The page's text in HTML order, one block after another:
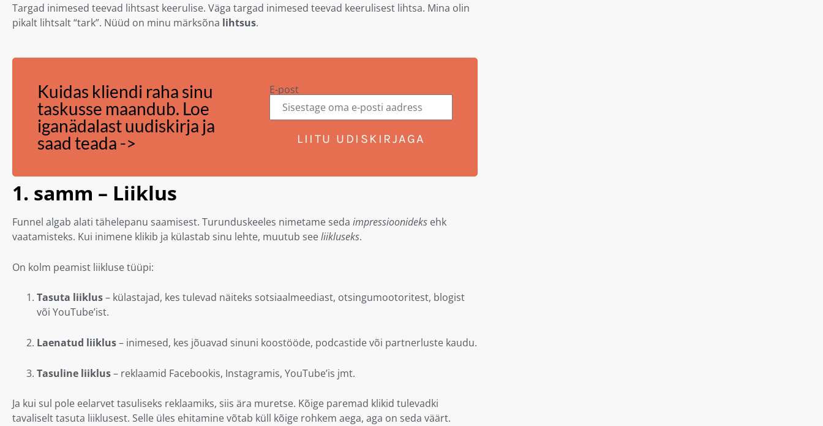
Targad inimesed teevad lihtsast keerulise. Väga targad inimesed teevad keerulisest lihtsa. Mina olin
pikalt lihtsalt “tark”. Nüüd on minu märksõna lihtsus.
Kuidas kliendi raha sinu
taskusse maandub. Loe
iganädalast uudiskirja ja
saad teada ->
E-post
LIITU UDISKIRJAGA
1. samm – Liiklus
Funnel algab alati tähelepanu saamisest. Turunduskeeles nimetame seda impressioonideks ehk
vaatamisteks. Kui inimene klikib ja külastab sinu lehte, muutub seeliikluseks.
On kolm peamist liikluse tüüpi:
Tasuta liiklus– külastajad, kes tulevad näiteks sotsiaalmeediast, otsingumootoritest, blogist
või YouTube’ist.
Laenatud liiklus– inimesed, kes jõuavad sinuni koostööde, podcastide või partnerluste kaudu.
Tasuline liiklus– reklaamid Facebookis, Instagramis, YouTube’is jmt.
Ja kui sul pole eelarvet tasuliseks reklaamiks, siis ära muretse. Kõige paremad klikid tulevadki
tavaliselt tasuta liiklusest. Selle üles ehitamine võtab küll kõige rohkem aega, aga on seda väärt.